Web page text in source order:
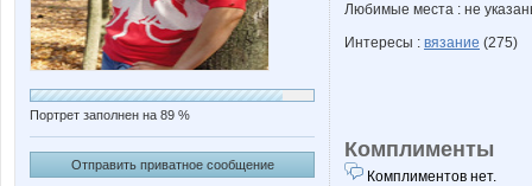
Портрет заполнен на 89 %
Отправить приватное сообщение
Любимые места : не
Интересы : вязание (275)
Комплименты
Комплиментов нет.